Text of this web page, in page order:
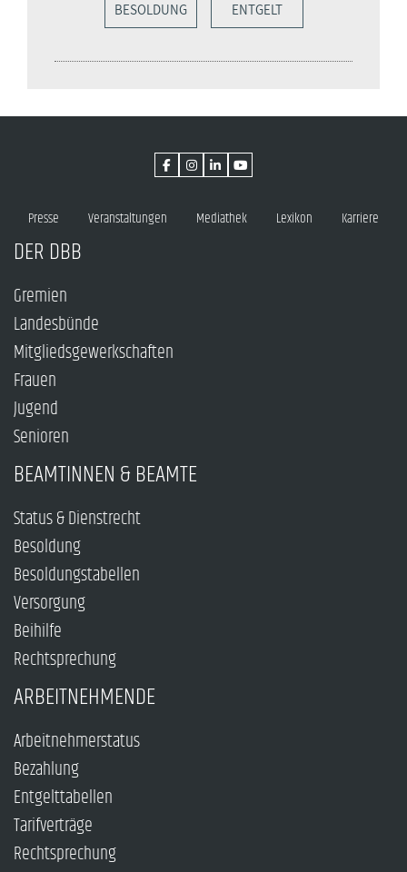
BESOLDUNG ENTGELT
Presse Veranstaltungen Mediathek Lexikon Karriere
DER DBB
Gremien
Landesbünde
Mitgliedsgewerkschaften
Frauen
Jugend
Senioren
BEAMTINNEN & BEAMTE
Status & Dienstrecht
Besoldung
Besoldungstabellen
Versorgung
Beihilfe
Rechtsprechung
ARBEITNEHMENDE
Arbeitnehmerstatus
Bezahlung
Entgelttabellen
Tarifverträge
Rechtsprechung